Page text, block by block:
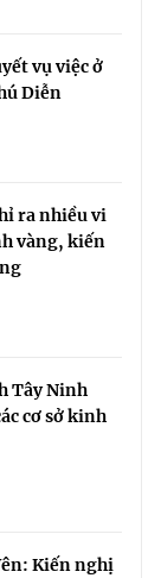
vụ việc ở
Diễn
ra nhiều vi
vàng, kiến
Tây Ninh
cơ sở kinh
Kiến nghị